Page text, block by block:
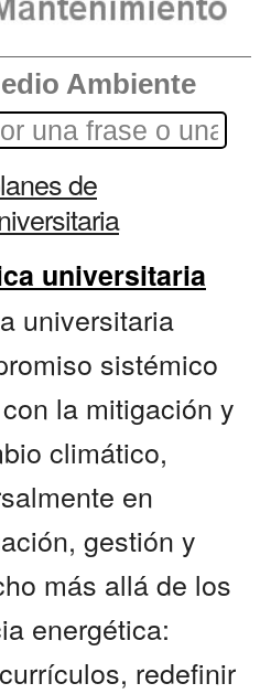
Ambiente
de
universitaria
universitaria
sistémico
la mitigación y
climático,
en
gestión y
más allá de los
energética:
redefinir